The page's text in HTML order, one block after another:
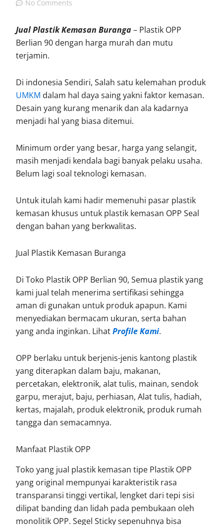
No Comments
Jual Plastik Kemasan Buranga– Plastik OPP
Berlian 90 dengan harga murah dan mutu
terjamin.
Di indonesia Sendiri, Salah satu kelemahan produk
UMKM dalam hal daya saing yakni faktor kemasan.
Desain yang kurang menarik dan ala kadarnya
menjadi hal yang biasa ditemui.
Minimum order yang besar, harga yang selangit,
masih menjadi kendala bagi banyak pelaku usaha.
Belum lagi soal teknologi kemasan.
Untuk itulah kami hadir memenuhi pasar plastik
kemasan khusus untuk plastik kemasan OPP Seal
dengan bahan yang berkwalitas.
Jual Plastik Kemasan Buranga
Di Toko Plastik OPP Berlian 90, Semua plastik yang
kami jual telah menerima sertifikasi sehingga
aman di gunakan untuk produk apapun. Kami
menyediakan bermacam ukuran, serta bahan
yang anda inginkan. LihatProfile Kami.
OPP berlaku untuk berjenis-jenis kantong plastik
yang diterapkan dalam baju, makanan,
percetakan, elektronik, alat tulis, mainan, sendok
garpu, merajut, baju, perhiasan, Alat tulis, hadiah,
kertas, majalah, produk elektronik, produk rumah
tangga dan semacamnya.
Manfaat Plastik OPP
Toko yang jual plastik kemasan tipe Plastik OPP
yang original mempunyai karakteristik rasa
transparansi tinggi vertikal, lengket dari tepi sisi
dilipat banding dan lidah pada pembukaan oleh
monolitik OPP. Segel Sticky sepenuhnya bisa